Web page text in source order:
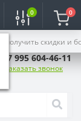
получить скидки и
0 0
+7 995 604-46-11
Заказать звонок